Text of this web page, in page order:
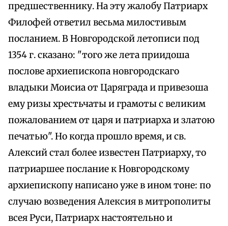
предшественнику. На эту жалобу Патриарх
Филофей ответил весьма милостивым
посланием. В Новгородской летописи под
1354 г. сказано: "того же лета приидоша
послове архиепископа новгородскаго
владыки Моисиа от Царяграда и привезоша
ему ризы хрестьчаты и грамоты с великим
пожалованием от царя и патриарха и златою
печатью". Но когда прошло время, и св.
Алексий стал более известен Патриарху, то
патриаршее послание к Новгородскому
архиепископу написано уже в ином тоне: по
случаю возведения Алексия в митрополиты
всея Руси, Патриарх настоятельно и